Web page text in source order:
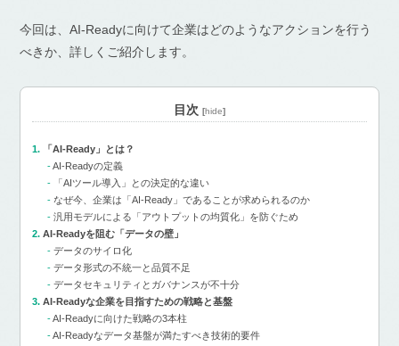
今回は、AI-Readyに向けて企業はどのようなアクションを行う
べきか、詳しくご紹介します。
目次 [hide]
「AI-Ready」とは？
AI-Readyの定義
「AIツール導入」との決定的な違い
なぜ今、企業は「AI-Ready」であることが求められるのか
汎用モデルによる「アウトプットの均質化」を防ぐため
AI-Readyを阻む「データの壁」
データのサイロ化
データ形式の不統一と品質不足
データセキュリティとガバナンスが不十分
AI-Readyな企業を目指すための戦略と基盤
AI-Readyに向けた戦略の3本柱
AI-Readyなデータ基盤が満たすべき技術的要件